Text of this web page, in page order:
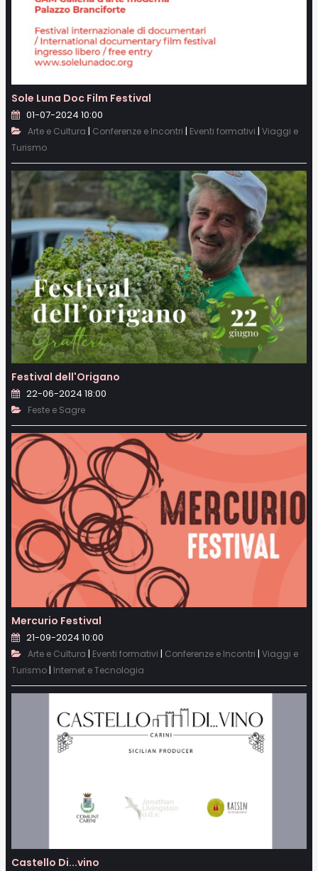
Sole Luna Doc Film Festival
01-07-2024 10:00
Arte e Cultura | Conferenze e Incontri | Eventi formativi | Viaggi e
Turismo
Festival dell'Origano
22-06-2024 18:00
Feste e Sagre
Mercurio Festival
21-09-2024 10:00
Arte e Cultura | Eventi formativi | Conferenze e Incontri | Viaggi e
Turismo | Internet e Tecnologia
Castello Di...vino